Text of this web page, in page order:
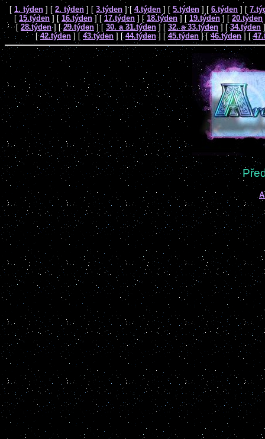
[ 1. týden ] [ 2. týden ] [ 3.týden ] [ 4.týden ] [ 5.týden] [ 6.týden ] [
[ 15.týden ] [16.týden] [17.týden ] [ 18.týden ] [ 19.týden] [20.týden
[ 28.týden] [29.týden] [ 30. a 31.týden ] [ 32. a 33.týden ] [34.týden ]
[42.týden] [ 43.týden ] [ 44.týden] [45.týden ] [46.týden] [